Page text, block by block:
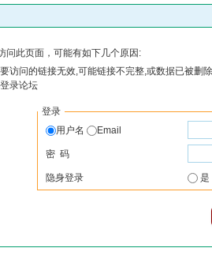
问此页面，可能有如下几个原因:
访问的链接无效,可能链接不完整,或数据已被删
录论坛
登录
用户名
Email
密 码
隐身登录